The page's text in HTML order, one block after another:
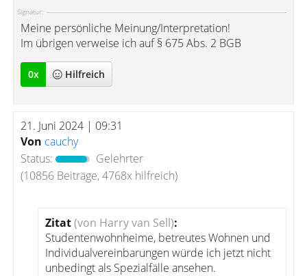
Signatur:
Meine persönliche Meinung/Interpretation!
Im übrigen verweise ich auf § 675 Abs. 2 BGB
0x Hilfreich
21. Juni 2024 | 09:31
Von cauchy
Status:
Gelehrter
(10856 Beiträge, 4768x hilfreich)
Zitat(von Harry van Sell):
Studentenwohnheime, betreutes Wohnen und
Individualvereinbarungen würde ich jetzt nicht
unbedingt als Spezialfälle ansehen.